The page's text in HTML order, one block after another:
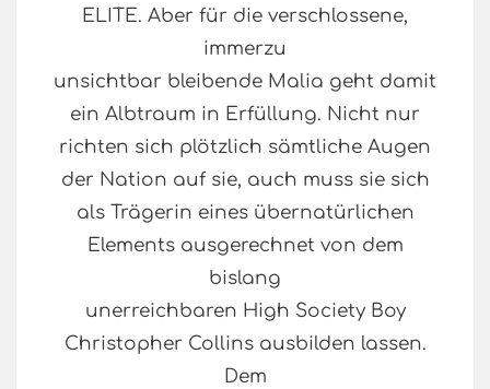
ELITE. Aber für die verschlossene,
immerzu
unsichtbar bleibende Malia geht damit
ein Albtraum in Erfüllung. Nicht nur
richten sich plötzlich sämtliche Augen
der Nation auf sie, auch muss sie sich
als Trägerin eines übernatürlichen
Elements ausgerechnet von dem
bislang
unerreichbaren High Society Boy
Christopher Collins ausbilden lassen.
Dem